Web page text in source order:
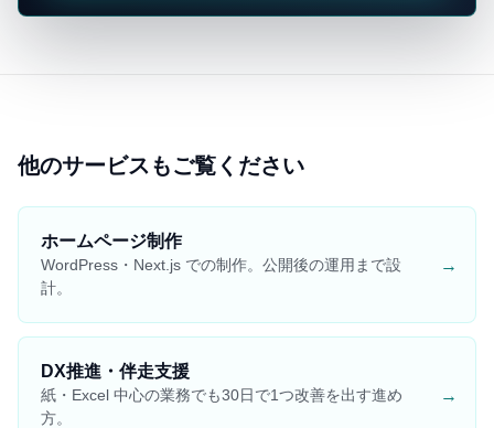
他のサービスもご覧ください
ホームページ制作
WordPress・Next.js での制作。公開後の運用まで設
計。
→
DX推進・伴走支援
紙・Excel 中心の業務でも30日で1つ改善を出す進め
方。
→